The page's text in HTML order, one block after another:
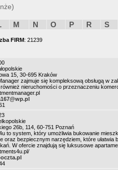
M N O P R S
FIRM: 21239
15, 30-695 Kraków
zajmuje się kompleksową obsługą w
nieruchomości o przeznaczeniu
26b, 114, 60-751 Poznań
to system, który umożliwia bukowanie
oraz bezpiecznym narzędziem, które ułatwia
W ofercie znajdują się luksusowe